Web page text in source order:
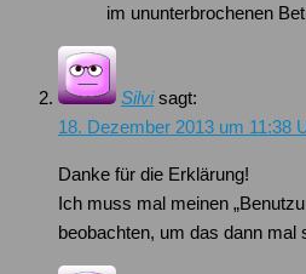
im ununterbrochenen
Silvi sagt:
18. Dezember 2013 um 11:38
Danke für die Erklärung!
Ich muss mal meinen
beobachten, um das dann mal